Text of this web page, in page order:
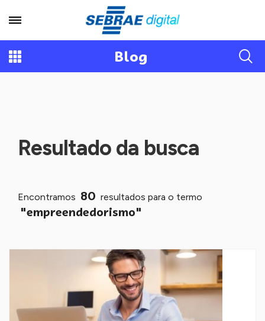
Blog
Resultado da busca
Encontramos 80 resultados para o termo
"empreendedorismo"